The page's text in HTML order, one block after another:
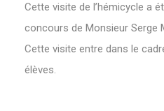
Cette visite de l’hémicycle a
concours de Monsieur Serge
Cette visite entre dans le
élèves.